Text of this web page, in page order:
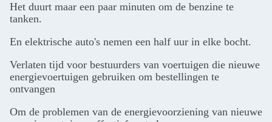
Het duurt maar een paar minuten om de benzine te
tanken.
En elektrische auto's nemen een half uur in elke bocht.
Verlaten tijd voor bestuurders van voertuigen die nieuwe
energievoertuigen gebruiken om bestellingen te
ontvangen
Om de problemen van de energievoorziening van nieuwe